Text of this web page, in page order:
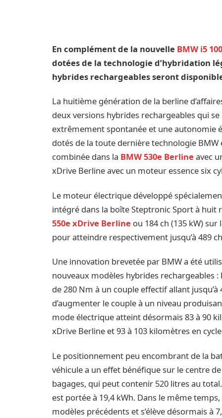
En complément de la nouvelle BMW i5
dotées de la technologie d’hybridation
hybrides rechargeables seront
La huitième génération de la berline
deux versions hybrides rechargeables qui
extrêmement spontanée et une autonomie
dotés de la toute dernière technologie
combinée dans la BMW 530e Berline avec
xDrive Berline avec un moteur essence six
Le moteur électrique développé
intégré dans la boîte Steptronic Sport à huit
550e xDrive Berline ou 184 ch (135 kW)
pour atteindre respectivement jusqu’à 489
Une innovation brevetée par BMW a été
nouveaux modèles hybrides rechargeables
de 280 Nm à un couple effectif allant
d’augmenter le couple à un niveau
mode électrique atteint désormais 83 à 90
xDrive Berline et 93 à 103 kilomètres en
Le positionnement peu encombrant de la
véhicule a un effet bénéfique sur le centre
bagages, qui peut contenir 520 litres au
est portée à 19,4 kWh. Dans le même
modèles précédents et s’élève désormais à